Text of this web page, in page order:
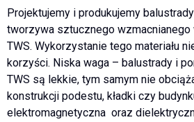
Projektujemy i produkujemy
tworzywa sztucznego wzmacnianego
TWS. Wykorzystanie tego materiału
korzyści. Niska waga – balustrady i
TWS są lekkie, tym samym nie
konstrukcji podestu, kładki czy
elektromagnetyczna oraz